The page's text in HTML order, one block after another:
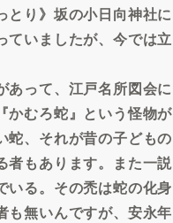
とり》坂の小日向神社に
ていましたが、今では立
って、江戸名所図会に
かむろ蛇』という怪物が
蛇、それが昔の子どもの
者もあります。また一説
いる。その禿は蛇の化身
も無いんですが、安永年